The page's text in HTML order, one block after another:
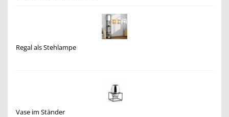
Regal als Stehlampe
Vase im Ständer